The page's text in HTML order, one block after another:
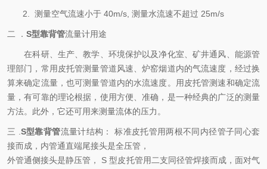
2. 测量空气流速小于 40m/s, 测量水流速不超过 25m/s
二 ． S型靠背管流量计用途
在科研、生产、教学、环境保护以及净化室、矿井通风、能源管
理部门，常用皮托管测量管道风速、炉窑烟道内的气流速度，经过换
算来确定流量，也可测量管道内的水流速度。用皮托管测速和确定流
量，有可靠的理论根据，使用方便、准确，是一种经典的广泛的测量
方法。此外，它还可用来测量流体的压力。
三 . S型靠背管流量计结构： 标准皮托管用两根不同内径管子同心套
接而成，内管通直端尾接头是全压管，
外管通侧接头是静压管， S 型皮托管用二支同径管焊接而成，面对气